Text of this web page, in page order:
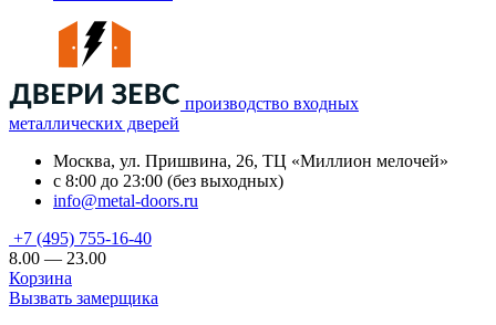
производство входных
металлических дверей
Москва, ул. Пришвина, 26, ТЦ «Миллион мелочей»
с 8:00 до 23:00 (без выходных)
info@metal-doors.ru
+7 (495) 755-16-40
8.00 — 23.00
Корзина
Вызвать замерщика